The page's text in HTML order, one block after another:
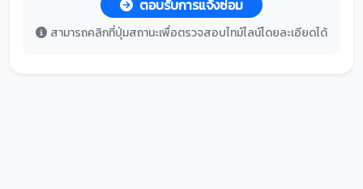
ตอบรับการแจ้งซ่อม
สามารถคลิกที่ปุ่มสถานะเพื่อตรวจสอบไทม์ไลน์โดยละเอียดได้